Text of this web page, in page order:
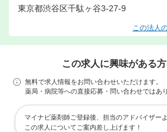
東京都渋谷区千駄ヶ谷3-27-9
この法人
この求人に興味がある
無料で求人情報をお問い合わせいただけます。
薬局・病院等への直接応募・問い合わせではあ
マイナビ薬剤師ご登録後、担当のアドバイザー
この求人についてご案内差し上げます！